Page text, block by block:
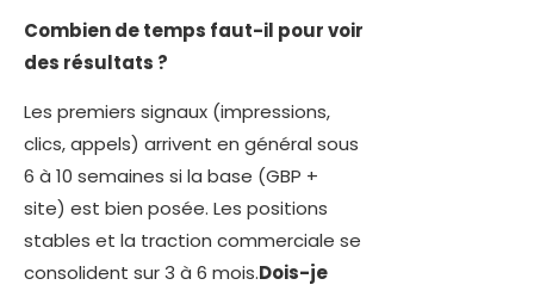
Combien de temps faut-il pour voir
des résultats ?
Les premiers signaux (impressions,
clics, appels) arrivent en général sous
6 à 10 semaines si la base (GBP +
site) est bien posée. Les positions
stables et la traction commerciale se
consolident sur 3 à 6 mois.Dois-je